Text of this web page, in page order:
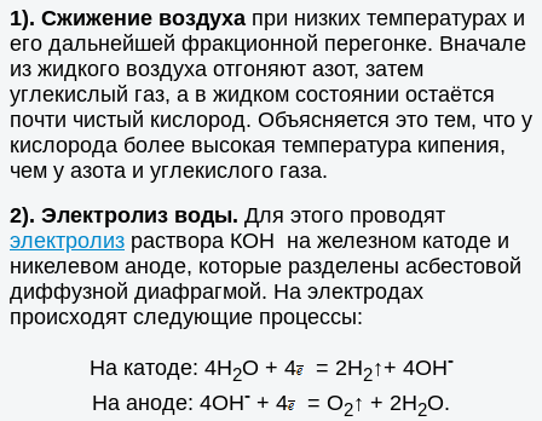
1). Сжижение воздуха при низких температурах и
его дальнейшей фракционной перегонке. Вначале
из жидкого воздуха отгоняют азот, затем
углекислый газ, а в жидком состоянии остаётся
почти чистый кислород. Объясняется это тем, что у
кислорода более высокая температура кипения,
чем у азота и углекислого газа.
2). Электролиз воды. Для этого проводят
электролиз раствора КОН на железном катоде и
никелевом аноде, которые разделены асбестовой
диффузной диафрагмой. На электродах
происходят следующие процессы:
На катоде: 4Н2О + 4 = 2Н2↑+ 4ОН-
На аноде: 4ОН- + 4 = О2↑ + 2Н2О.